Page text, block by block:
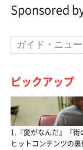
Sponsored
ピックアップ
1.『愛がなんだ』『
ヒットコンテンツの裏